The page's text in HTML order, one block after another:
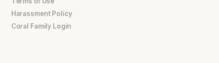
Harassment Policy
Coral Family Login